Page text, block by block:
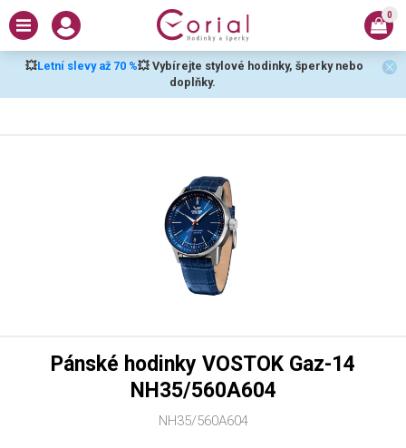
💥Letní slevy až 70 %💥 Vybírejte stylové hodinky, šperky nebo
doplňky.
0
NH35/560A604
Pánské hodinky VOSTOK Gaz-14
NH35/560A604